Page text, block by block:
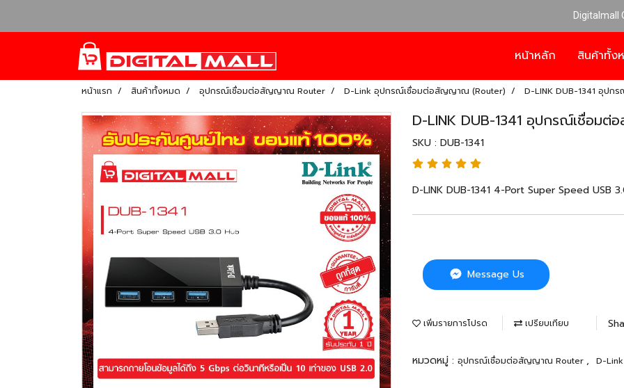
Digitalmall
หน้าหลัก สินค้าทั้
หน้าแรก สินค้าทั้งหมด อุปกรณ์เชื่อมต่อสัญญาณ Router D-Link อุปกรณ์เชื่อมต่อสัญญาณ (Router) D-LINK DUB-1341 อุป
D-LINK DUB-1341 อุปกรณ์เชื่อม
SKU : DUB-1341
D-LINK DUB-1341 4-Port Super Speed USB
Message Us
เพิ่มรายการโปรด เปรียบเทียบ
หมวดหมู่ : อุปกรณ์เชื่อมต่อสัญญาณ Router , D-